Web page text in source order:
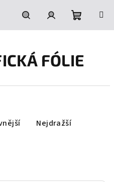
HledatPřihlášeníNákupní
košík
FÓLIE
Nejdražší